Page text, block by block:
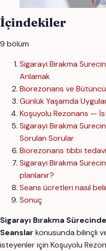
İçindekiler
9 bölüm
Sigarayi Birakma
Anlamak
Biorezonans ve
Günlük Yaşamda
Koşuyolu Rezonans —
Sigarayi Birakma
Sorulan Sorular
Biorezonans tıbbi
Sigarayi Birakma
planlanır?
Seans ücretleri nasıl
Sonuç
Sigarayı Bırakma
Seanslar konusunda bilinçli
isteyenler için Koşuyolu